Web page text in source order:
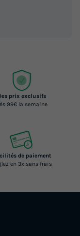
prix exclusifs
99€ la semaine
de paiement
en 3x sans frais